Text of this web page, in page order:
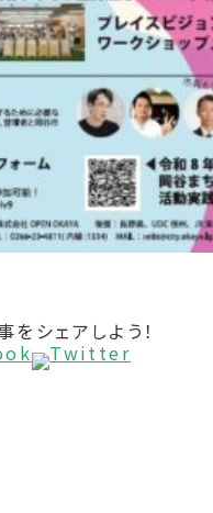
シェアしよう！